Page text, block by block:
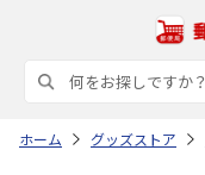
ホーム グッズストア